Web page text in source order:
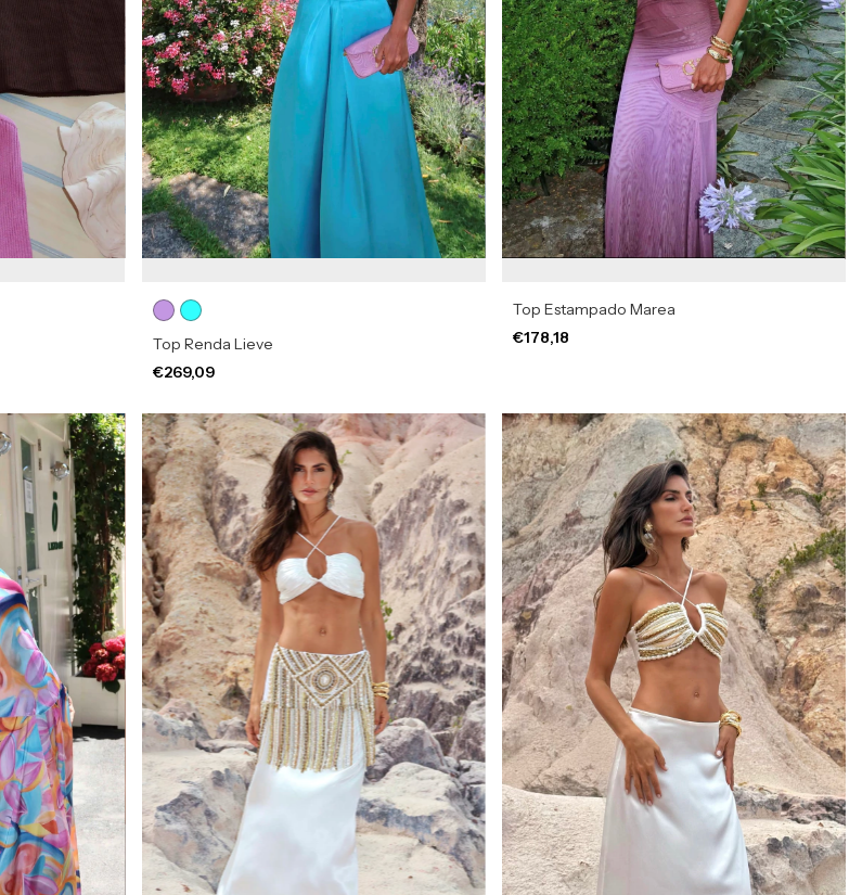
Top Renda Lieve
€269,09
Top Estampado Marea
€178,18